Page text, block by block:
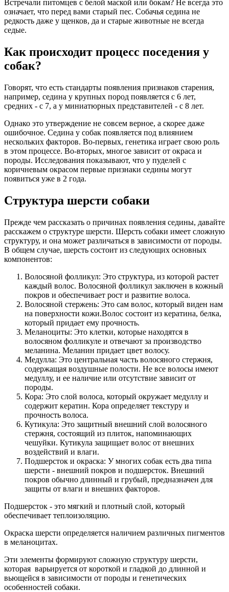
Встречали питомцев с белой маской или бокам? Не всегда это
означает, что перед вами старый пес. Собачья седина не
редкость даже у щенков, да и старые животные не всегда
седые.
Как происходит процесс поседения у
собак?
Говорят, что есть стандарты появления признаков старения,
например, седина у крупных пород появляется с 6 лет,
средних - с 7, а у миниатюрных представителей - с 8 лет.
Однако это утверждение не совсем верное, а скорее даже
ошибочное. Седина у собак появляется под влиянием
нескольких факторов. Во-первых, генетика играет свою роль
в этом процессе. Во-вторых, многое зависит от окраса и
породы. Исследования показывают, что у пуделей с
коричневым окрасом первые признаки седины могут
появиться уже в 2 года.
Структура шерсти собаки
Прежде чем рассказать о причинах появления седины, давайте
расскажем о структуре шерсти. Шерсть собаки имеет сложную
структуру, и она может различаться в зависимости от породы.
В общем случае, шерсть состоит из следующих основных
компонентов:
Волосяной фолликул: Это структура, из которой растет
каждый волос. Волосяной фолликул заключен в кожный
покров и обеспечивает рост и развитие волоса.
Волосяной стержень: Это сам волос, который виден нам
на поверхности кожи.Волос состоит из кератина, белка,
который придает ему прочность.
Меланоциты: Это клетки, которые находятся в
волосяном фолликуле и отвечают за производство
меланина. Меланин придает цвет волосу.
Медулла: Это центральная часть волосяного стержня,
содержащая воздушные полости. Не все волосы имеют
медуллу, и ее наличие или отсутствие зависит от
породы.
Кора: Это слой волоса, который окружает медуллу и
содержит кератин. Кора определяет текстуру и
прочность волоса.
Кутикула: Это защитный внешний слой волосяного
стержня, состоящий из плиток, напоминающих
чешуйки. Кутикула защищает волос от внешних
воздействий и влаги.
Подшерсток и окраска: У многих собак есть два типа
шерсти - внешний покров и подшерсток. Внешний
покров обычно длинный и грубый, предназначен для
защиты от влаги и внешних факторов.
Подшерсток - это мягкий и плотный слой, который
обеспечивает теплоизоляцию.
Окраска шерсти определяется наличием различных пигментов
в меланоцитах.
Эти элементы формируют сложную структуру шерсти,
которая варьируется от короткой и гладкой до длинной и
вьющейся в зависимости от породы и генетических
особенностей собаки.